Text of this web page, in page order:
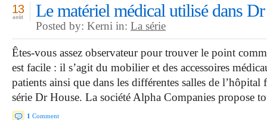
Le matériel médical utilisé dans
13
août
Posted by: Kerni in: La série
Êtes-vous assez observateur pour trouver le point
est facile : il s’agit du mobilier et des accessoires
patients ainsi que dans les différentes salles de
série Dr House. La société Alpha Companies propose
1 Comment